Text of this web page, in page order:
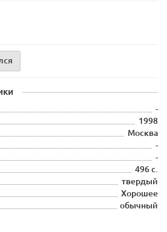
-
1998
Москва
-
-
496 с.
твердый
Хорошее
обычный